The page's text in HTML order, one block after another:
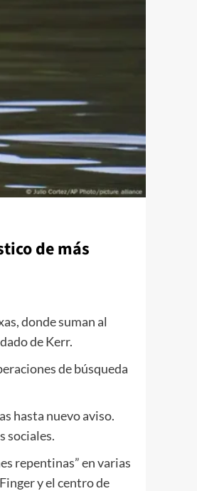
de más
donde suman al
de Kerr.
de búsqueda
hasta nuevo aviso.
sociales.
repentinas” en varias
y el centro de